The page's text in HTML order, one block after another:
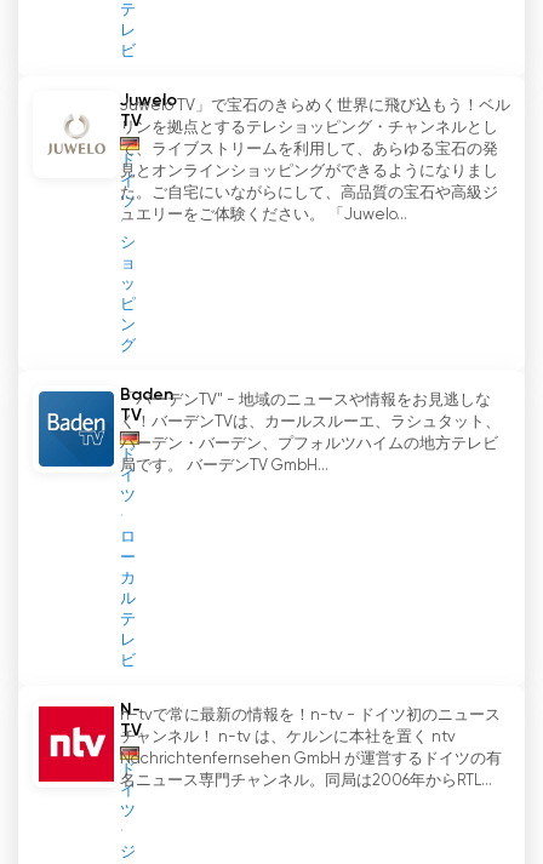
テ
レ
ビ
Juwelo
TV
ド
イ
ツ
シ
ョ
ッ
ピ
ン
グ
Juwelo TV」で宝石のきらめく世界に飛び込もう！ベル
リンを拠点とするテレショッピング・チャンネルとし
て、ライブストリームを利用して、あらゆる宝石の発
見とオンラインショッピングができるようになりまし
た。ご自宅にいながらにして、高品質の宝石や高級ジ
ュエリーをご体験ください。 「Juwelo...
Baden
TV
ド
イ
ツ
ロ
ー
カ
ル
テ
レ
ビ
「バーデンTV" - 地域のニュースや情報をお見逃しな
く！バーデンTVは、カールスルーエ、ラシュタット、
バーデン・バーデン、プフォルツハイムの地方テレビ
局です。 バーデンTV GmbH...
N-
TV
ド
イ
ツ
ジ
n-tvで常に最新の情報を！n-tv - ドイツ初のニュース
チャンネル！ n-tv は、ケルンに本社を置く ntv
Nachrichtenfernsehen GmbH が運営するドイツの有
名ニュース専門チャンネル。同局は2006年からRTL...